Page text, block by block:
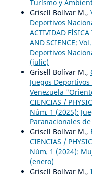
Turísmo y
Grisell Bolívar M.,
Deportivos
ACTIVIDAD FÍSICA
AND SCIENCE:
Deportivos
(julio)
Grisell Bolívar M.,
Juegos
Venezuela
CIENCIAS /
Núm. 1 (2025):
Paranacionales
Grisell Bolívar M.,
CIENCIAS /
Núm. 1 (2024):
(enero)
Grisell Bolívar M.,